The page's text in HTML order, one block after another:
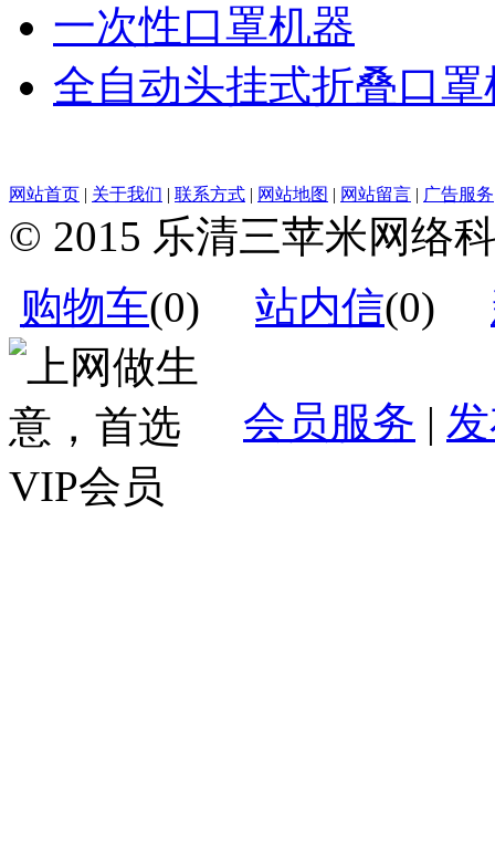
一次性口罩机器
全自动头挂式折叠口罩
网站首页 | 关于我们 | 联系方式 | 网站地图 | 网站留言 | 广告服务
© 2015 乐清三苹米网络
购物车(0) 站内信(0)
会员服务 |